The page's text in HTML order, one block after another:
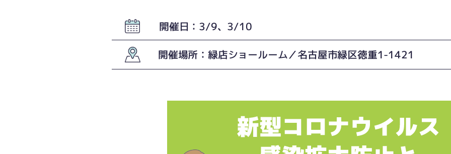
開催日：3/9、3/10
開催場所：緑店ショールーム／名古屋市緑区徳重1-1421